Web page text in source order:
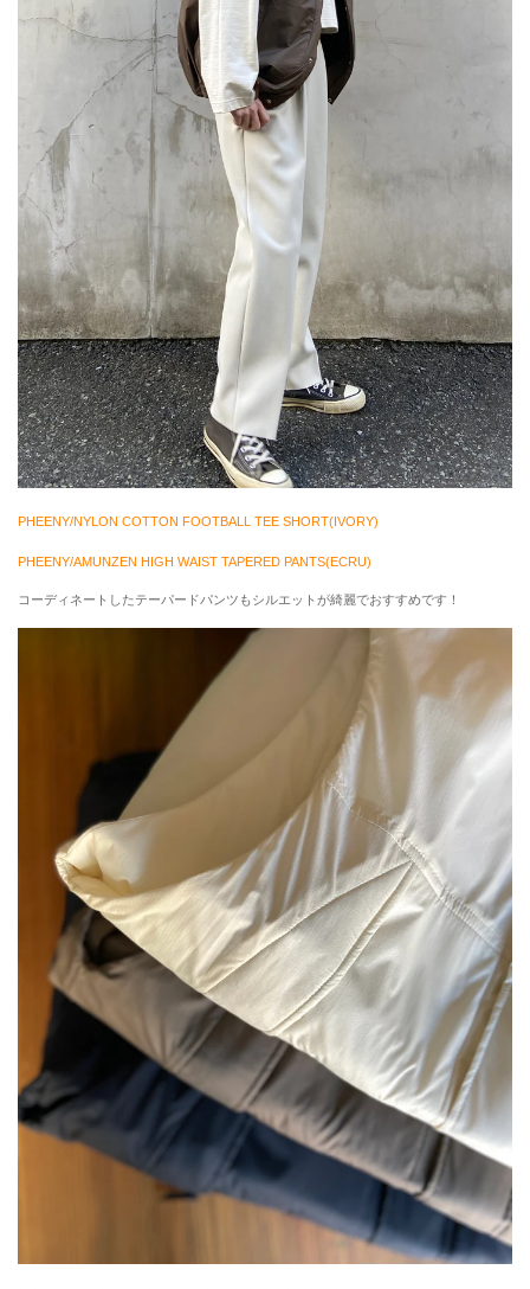
PHEENY/NYLON COTTON FOOTBALL TEE SHORT(IVORY)
PHEENY/AMUNZEN HIGH WAIST TAPERED PANTS(ECRU)
コーディネートしたテーパードパンツもシルエットが綺麗でおすすめです！